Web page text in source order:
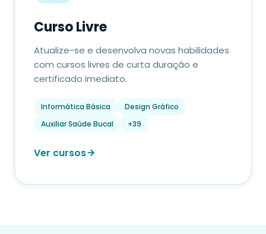
Curso Livre
Atualize-se e desenvolva novas habilidades
com cursos livres de curta duração e
certificado imediato.
Informática Básica
Design Gráfico
Auxiliar Saúde Bucal
+39
Ver cursos